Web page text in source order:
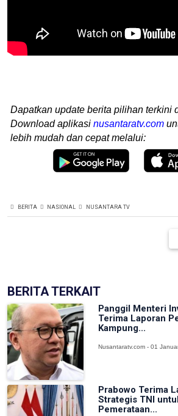
Dapatkan update berita pilihan terkini
Download aplikasi nusantaratv.com
lebih mudah dan cepat melalui:
BERITA NASIONAL NUSANTARA TV
BERITA TERKAIT
Panggil Menteri
Terima Laporan
Kampung...
Nusantaratv.com - 01
Prabowo Terima
Strategis TNI
Pemerataan...